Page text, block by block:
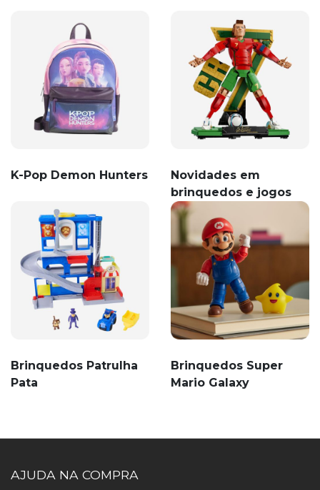
K-Pop Demon Hunters
Novidades em
brinquedos e jogos
Brinquedos Patrulha
Pata
Brinquedos Super
Mario Galaxy
AJUDA NA COMPRA